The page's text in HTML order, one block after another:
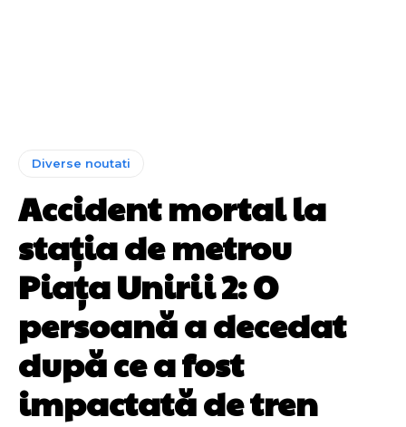
Diverse noutati
Accident mortal la
stația de metrou
Piața Unirii 2: O
persoană a decedat
după ce a fost
impactată de tren